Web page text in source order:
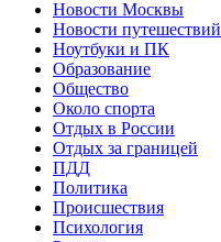
Новости Москвы
Новости путешествий
Ноутбуки и ПК
Образование
Общество
Около спорта
Отдых в России
Отдых за границей
ПДД
Политика
Происшествия
Психология